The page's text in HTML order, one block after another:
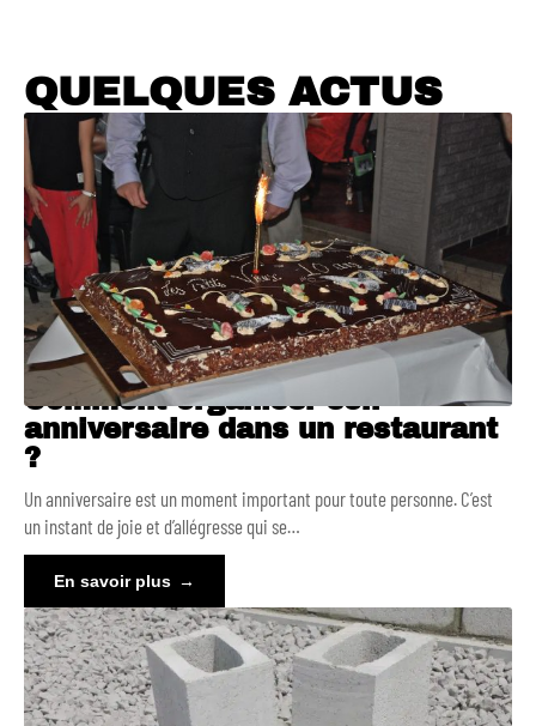
QUELQUES ACTUS
Comment organiser son
anniversaire dans un restaurant
?
Un anniversaire est un moment important pour toute personne. C’est
un instant de joie et d’allégresse qui se…
En savoir plus